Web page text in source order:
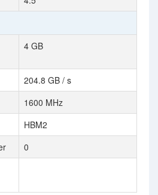
4 GB
204.8 GB / s
1600 MHz
HBM2
0